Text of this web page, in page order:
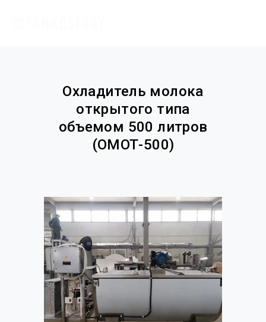
Охладитель молока
открытого типа
объемом 500 литров
(ОМОТ-500)